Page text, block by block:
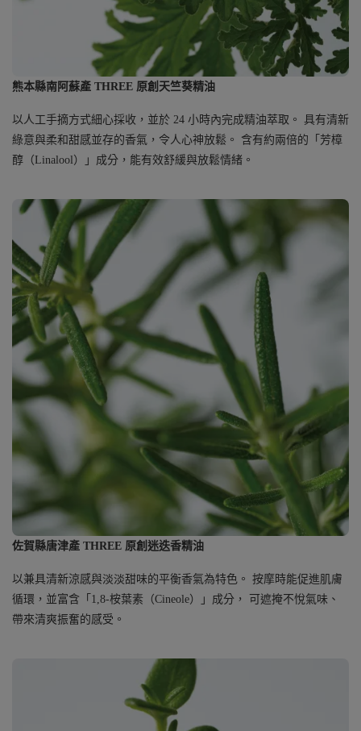
熊本縣南阿蘇產 THREE 原創天竺葵精油
以人工手摘方式細心採收，並於 24 小時內完成精油萃取。 具有清新
綠意與柔和甜感並存的香氣，令人心神放鬆。 含有約兩倍的「芳樟
醇（Linalool）」成分，能有效舒緩與放鬆情緒。
佐賀縣唐津產 THREE 原創迷迭香精油
以兼具清新涼感與淡淡甜味的平衡香氣為特色。 按摩時能促進肌膚
循環，並富含「1,8-桉葉素（Cineole）」成分， 可遮掩不悅氣味、
帶來清爽振奮的感受。